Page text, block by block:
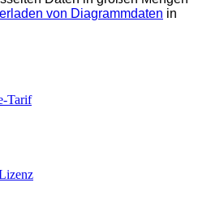
von Diagrammdaten in
Tarif